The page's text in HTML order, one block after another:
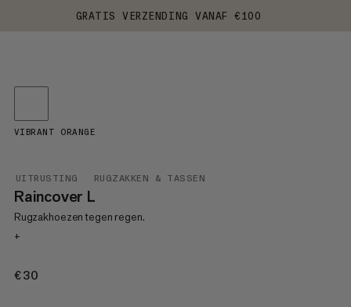
GRATIS VERZENDING VANAF €100
UITRUSTING RUGZAKKEN & TASSEN
Raincover L
Rugzakhoezen tegen regen.
+
€30
VIBRANT ORANGE